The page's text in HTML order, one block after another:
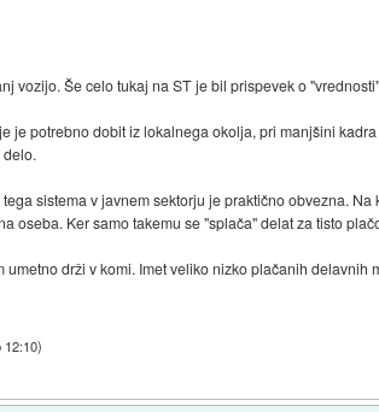
vozijo. Še celo tukaj na ST je bil prispevek o
je potrebno dobit iz lokalnega okolja, pri manjšini
delo.
sistema v javnem sektorju je praktično obvezna.
oseba. Ker samo takemu se "splača" delat za tisto
umetno drži v komi. Imet veliko nizko plačanih
12:10)